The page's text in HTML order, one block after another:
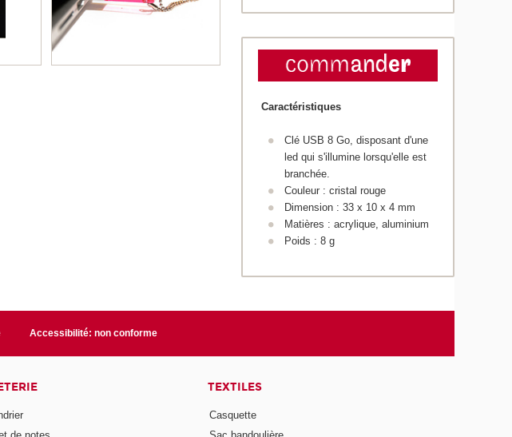
Caractéristiques
Clé USB 8 Go, disposant d'une
led qui s'illumine lorsqu'elle est
branchée.
Couleur : cristal rouge
Dimension : 33 x 10 x 4 mm
Matières : acrylique, aluminium
Poids : 8 g
Accessibilité: non conforme
TEXTILES
Casquette